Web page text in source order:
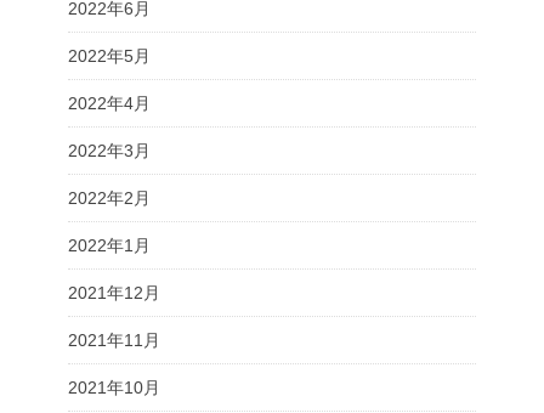
2022年6月
2022年5月
2022年4月
2022年3月
2022年2月
2022年1月
2021年12月
2021年11月
2021年10月